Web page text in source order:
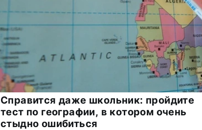
Справится даже школьник: пройдите
тест по географии, в котором очень
стыдно ошибиться